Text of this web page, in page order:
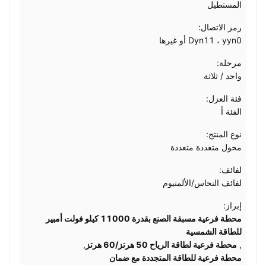
المستطيل
رمز الاتصال:
Dyn11 ، yyn0 أو غيرها
مرحلة:
واحد / ثلاثة
فئة العزل:
الفئة أ
نوع المنتج:
محول متعددة متعددة
لفائف:
لفائف النحاس/الألمنيوم
إبراز:
محطة فرعية مسبقة الصنع بقدرة 11000 كيلو فولت أمبير
للطاقة الشمسية
, محطة فرعية لطاقة الرياح 50 هرتز/60 هرتز
,
محطة فرعية للطاقة المتجددة مع ضمان